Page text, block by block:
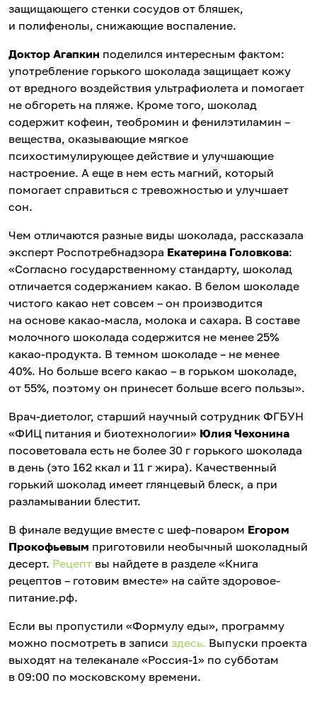
защищающего стенки сосудов от бляшек,
и полифенолы, снижающие воспаление.
Доктор Агапкин поделился интересным фактом:
употребление горького шоколада защищает кожу
от вредного воздействия ультрафиолета и помогает
не обгореть на пляже. Кроме того, шоколад
содержит кофеин, теобромин и фенилэтиламин –
вещества, оказывающие мягкое
психостимулирующее действие и улучшающие
настроение. А еще в нем есть магний, который
помогает справиться с тревожностью и улучшает
сон.
Чем отличаются разные виды шоколада, рассказала
эксперт Роспотребнадзора Екатерина Головкова:
«Согласно государственному стандарту, шоколад
отличается содержанием какао. В белом шоколаде
чистого какао нет совсем – он производится
на основе какао-масла, молока и сахара. В составе
молочного шоколада содержится не менее 25%
какао-продукта. В темном шоколаде – не менее
40%. Но больше всего какао – в горьком шоколаде,
от 55%, поэтому он принесет больше всего пользы».
Врач-диетолог, старший научный сотрудник ФГБУН
«ФИЦ питания и биотехнологии» Юлия Чехонина
посоветовала есть не более 30 г горького шоколада
в день (это 162 ккал и 11 г жира). Качественный
горький шоколад имеет глянцевый блеск, а при
разламывании блестит.
В финале ведущие вместе с шеф-поваром Егором
Прокофьевым приготовили необычный шоколадный
десерт. Рецепт вы найдете в разделе «Книга
рецептов – готовим вместе» на сайте здоровое-
питание.рф.
Если вы пропустили «Формулу еды», программу
можно посмотреть в записи здесь. Выпуски проекта
выходят на телеканале «Россия-1» по субботам
в 09:00 по московскому времени.